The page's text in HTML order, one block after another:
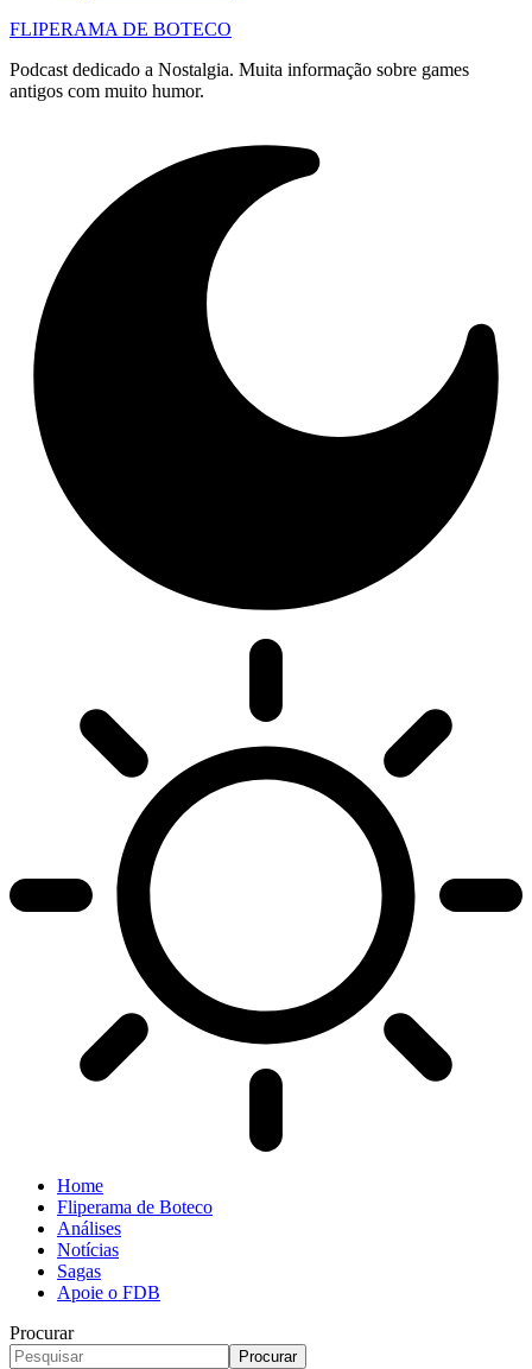
FLIPERAMA DE BOTECO
Podcast dedicado a Nostalgia. Muita informação sobre games
antigos com muito humor.
Home
Fliperama de Boteco
Análises
Notícias
Sagas
Apoie o FDB
Procurar